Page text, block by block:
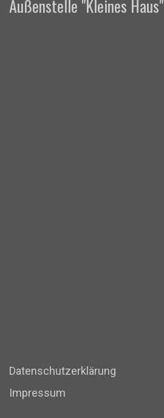
Außenstelle "Kleines Haus"
Datenschutzerklärung
Impressum